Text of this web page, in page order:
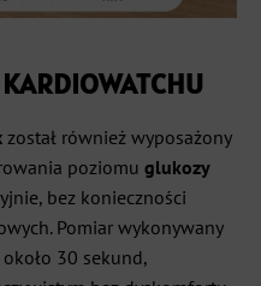
został również wyposażony
poziomu glukozy
bez konieczności
Pomiar wykonywany
30 sekund,